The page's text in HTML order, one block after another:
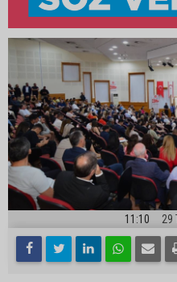
11:10 29